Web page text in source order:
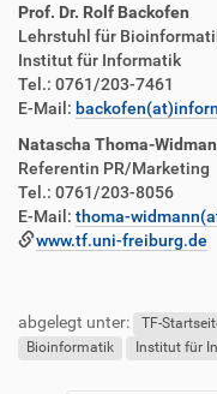
Prof. Dr. Rolf Backofen
Lehrstuhl für
Institut für Informatik
Tel.: 0761/203-7461
E-Mail:
Natascha Thoma-
Referentin PR/Marketing
Tel.: 0761/203-8056
E-Mail: thoma-
www.tf.uni-freiburg.de
ß
n
abgelegt unter: TF-
Bioinformatik
Institut für